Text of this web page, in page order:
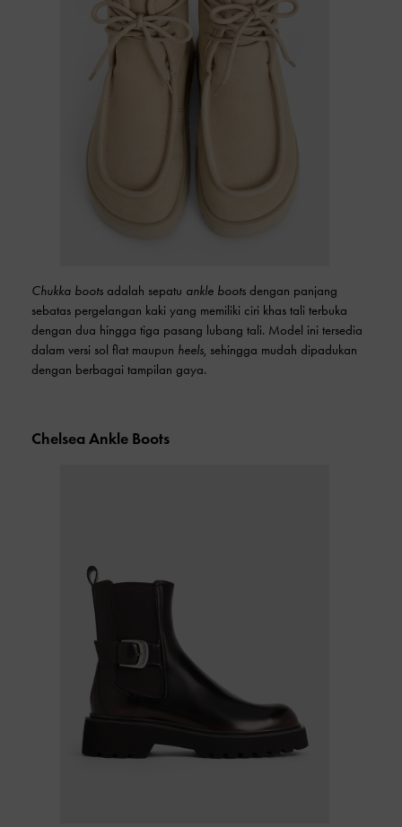
Chukka boots adalah sepatu ankle boots dengan panjang
sebatas pergelangan kaki yang memiliki ciri khas tali terbuka
dengan dua hingga tiga pasang lubang tali. Model ini tersedia
dalam versi sol flat maupun heels, sehingga mudah dipadukan
dengan berbagai tampilan gaya.
Chelsea Ankle Boots